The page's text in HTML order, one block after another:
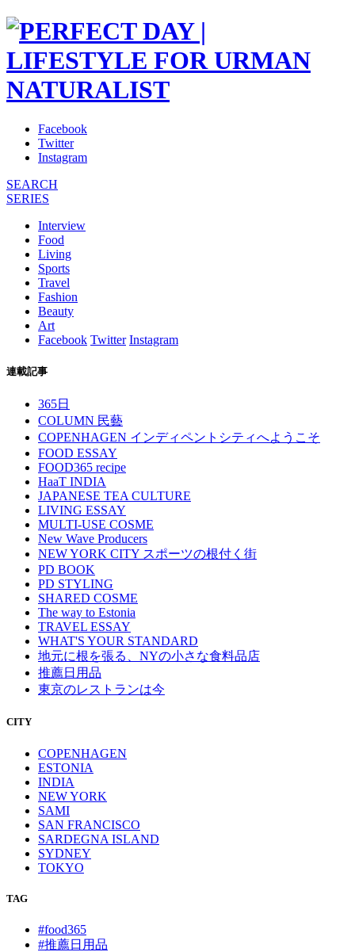
Facebook
Twitter
Instagram
SEARCH
SERIES
Interview
Food
Living
Sports
Travel
Fashion
Beauty
Art
Facebook Twitter Instagram
連載記事
365日
COLUMN 民藝
COPENHAGEN インディペントシティへようこそ
FOOD ESSAY
FOOD365 recipe
HaaT INDIA
JAPANESE TEA CULTURE
LIVING ESSAY
MULTI-USE COSME
New Wave Producers
NEW YORK CITY スポーツの根付く街
PD BOOK
PD STYLING
SHARED COSME
The way to Estonia
TRAVEL ESSAY
WHAT'S YOUR STANDARD
地元に根を張る、NYの小さな食料品店
推薦日用品
東京のレストランは今
CITY
COPENHAGEN
ESTONIA
INDIA
NEW YORK
SAMI
SAN FRANCISCO
SARDEGNA ISLAND
SYDNEY
TOKYO
TAG
#food365
#推薦日用品